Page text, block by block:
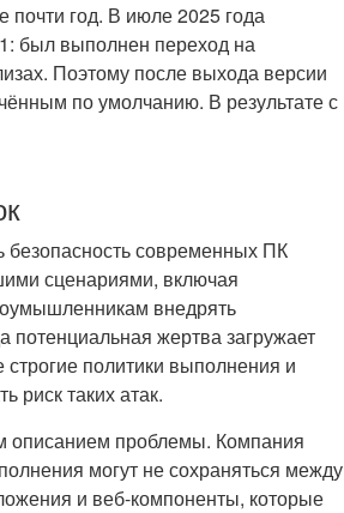
почти год. В июле 2025 года
был выполнен переход на
Поэтому после выхода версии
по умолчанию. В результате с
безопасность современных ПК
сценариями, включая
внедрять
потенциальная жертва загружает
политики выполнения и
риск таких атак.
описанием проблемы. Компания
могут не сохраняться между
и веб-компоненты, которые